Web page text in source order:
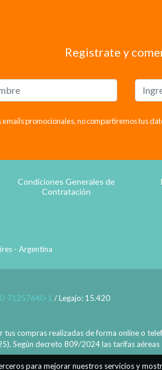
Registrate y
emails promocionales, no compartiremos tus
Condiciones Generales de
Contratación
- Argentina
71257640-1 / Legajo: 15.420
tus compras realizadas de forma online o
Según decreto 809/2024 las tarifas
para mejorar nuestros servicios y